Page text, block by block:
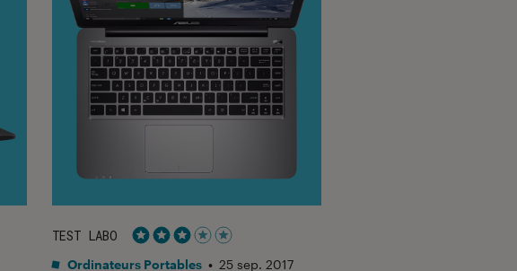
TEST LABO
Noté 3 étoiles sur 5
Ordinateurs Portables • 25 sep. 2017